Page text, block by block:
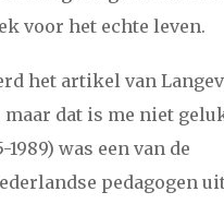
voor het echte leven.
het artikel van
dat is me niet
1989) was een van de
pedagogen